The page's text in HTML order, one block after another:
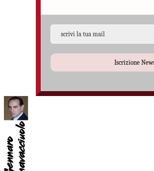
Iscrizione